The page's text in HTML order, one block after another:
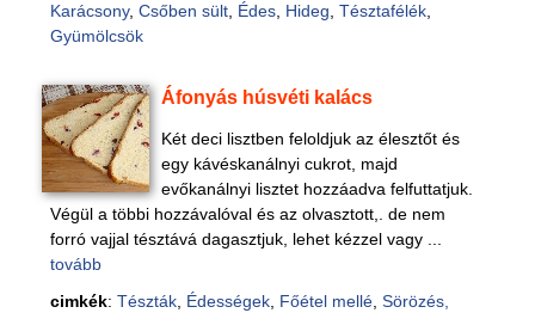
Karácsony, Csőben sült, Édes, Hideg Tésztafélék,
Gyümölcsök
Áfonyás húsvéti kalács
Két deci lisztben feloldjuk az élesztőt és
egy kávéskanálnyi cukrot, majd
evőkanálnyi lisztet hozzáadva felfuttatjuk.
Végül a többi hozzávalóval és az olvasztott,. de nem
forró vajjal tésztává dagasztjuk, lehet kézzel vagy ...
tovább
cimkék: Tészták, Édességek, Főétel mellé, Sörözés,